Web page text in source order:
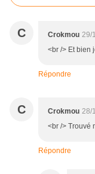
C Crokmou 29/
<br /> Et bien
Répondre
C Crokmou 28/
<br /> Trouvé
Répondre